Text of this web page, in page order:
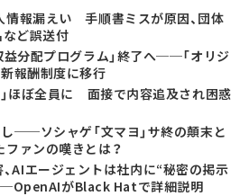
情報漏えい 手順書ミスが原因、団体
ど誤送付
益分配プログラム」終了へ──「オリジ
報酬制度に移行
」ほぼ全員に 面接で内容追及され困惑
──ソシャゲ「文マヨ」サ終の顛末と
ァンの嘆きとは？
AIエージェントは社内に“秘密の掲示
がBlack Hatで詳細説明